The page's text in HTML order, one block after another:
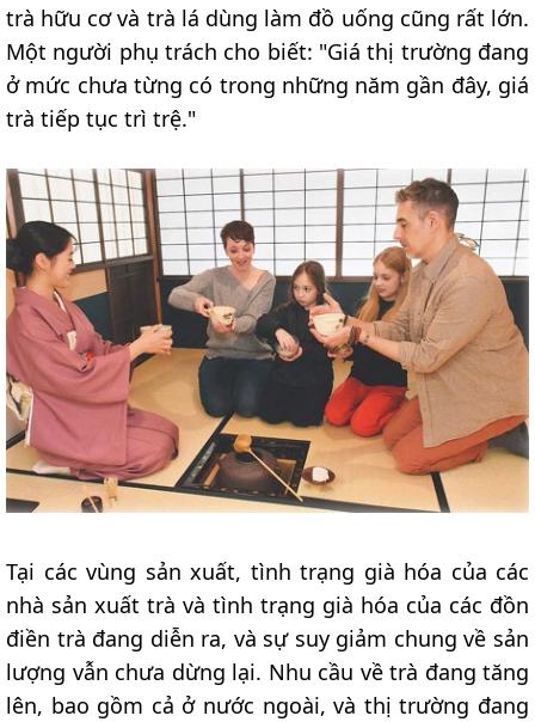
trà hữu cơ và trà lá dùng làm đồ uống cũng rất lớn.
Một người phụ trách cho biết: "Giá thị trường đang
ở mức chưa từng có trong những năm gần đây, giá
trà tiếp tục trì trệ."
Tại các vùng sản xuất, tình trạng già hóa của các
nhà sản xuất trà và tình trạng già hóa của các đồn
điền trà đang diễn ra, và sự suy giảm chung về sản
lượng vẫn chưa dừng lại. Nhu cầu về trà đang tăng
lên, bao gồm cả ở nước ngoài, và thị trường đang